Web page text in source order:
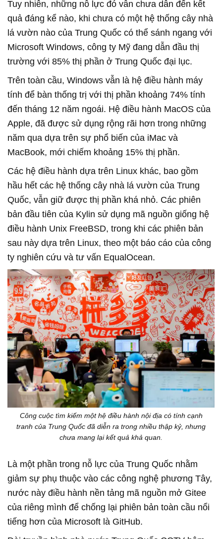
Tuy nhiên, những nỗ lực đó vẫn chưa dẫn đến kết
quả đáng kể nào, khi chưa có một hệ thống cây nhà
lá vườn nào của Trung Quốc có thể sánh ngang với
Microsoft Windows, công ty Mỹ đang dẫn đầu thị
trường với 85% thị phần ở Trung Quốc đại lục.
Trên toàn cầu, Windows vẫn là hệ điều hành máy
tính để bàn thống trị với thị phần khoảng 74% tính
đến tháng 12 năm ngoái. Hệ điều hành MacOS của
Apple, đã được sử dụng rộng rãi hơn trong những
năm qua dựa trên sự phổ biến của iMac và
MacBook, mới chiếm khoảng 15% thị phần.
Các hệ điều hành dựa trên Linux khác, bao gồm
hầu hết các hệ thống cây nhà lá vườn của Trung
Quốc, vẫn giữ được thị phần khá nhỏ. Các phiên
bản đầu tiên của Kylin sử dụng mã nguồn giống hệ
điều hành Unix FreeBSD, trong khi các phiên bản
sau này dựa trên Linux, theo một báo cáo của công
ty nghiên cứu và tư vấn EqualOcean.
Công cuộc tìm kiếm một hệ điều hành nội địa có tính cạnh
tranh của Trung Quốc đã diễn ra trong nhiều thập kỷ, nhưng
chưa mang lại kết quả khả quan.
Là một phần trong nỗ lực của Trung Quốc nhằm
giảm sự phụ thuộc vào các công nghệ phương Tây,
nước này điều hành nền tảng mã nguồn mở Gitee
của riêng mình để chống lại phiên bản toàn cầu nổi
tiếng hơn của Microsoft là GitHub.